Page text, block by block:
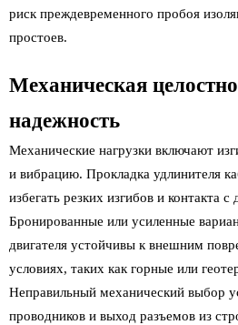
риск преждевременного пробоя
простоев.
Механическая
надежность
Механические нагрузки включают
и вибрацию. Прокладка удлинителя
избегать резких изгибов и контакта
Бронированные или усиленные
двигателя устойчивы к внешним
условиях, таких как горные или
Неправильный механический выбор
проводников и выход разъемов из